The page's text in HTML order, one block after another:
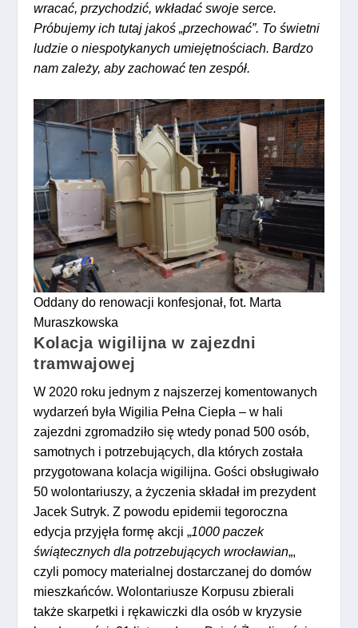
wracać, przychodzić, wkładać swoje serce.
Próbujemy ich tutaj jakoś „przechować”. To świetni
ludzie o niespotykanych umiejętnościach. Bardzo
nam zależy, aby zachować ten zespół.
Oddany do renowacji konfesjonał, fot. Marta
Muraszkowska
Kolacja wigilijna w zajezdni
tramwajowej
W 2020 roku jednym z najszerzej komentowanych
wydarzeń była Wigilia Pełna Ciepła – w hali
zajezdni zgromadziło się wtedy ponad 500 osób,
samotnych i potrzebujących, dla których została
przygotowana kolacja wigilijna. Gości obsługiwało
50 wolontariuszy, a życzenia składał im prezydent
Jacek Sutryk. Z powodu epidemii tegoroczna
edycja przyjęła formę akcji „1000 paczek
świątecznych dla potrzebujących wrocławian„,
czyli pomocy materialnej dostarczanej do domów
mieszkańców. Wolontariusze Korpusu zbierali
także skarpetki i rękawiczki dla osób w kryzysie